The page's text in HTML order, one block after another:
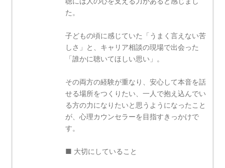
た。
子どもの頃に感じていた「うまく言えない苦
しさ」と、キャリア相談の現場で出会った
「誰かに聴いてほしい思い」。
その両方の経験が重なり、安心して本音を話
せる場所をつくりたい、一人で抱え込んでい
る方の力になりたいと思うようになったこと
が、心理カウンセラーを目指すきっかけで
す。
■ 大切にしていること